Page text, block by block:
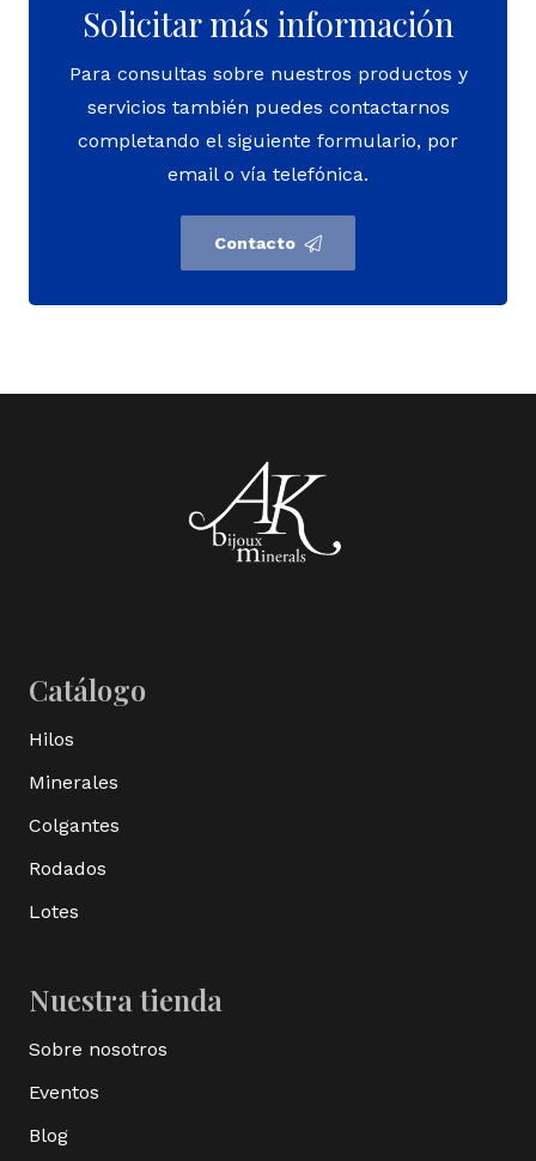
Solicitar más información
Para consultas sobre nuestros productos y
servicios también puedes contactarnos
completando el siguiente formulario, por
email o vía telefónica.
Contacto
Catálogo
Hilos
Minerales
Colgantes
Rodados
Lotes
Nuestra tienda
Sobre nosotros
Eventos
Blog